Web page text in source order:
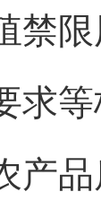
禁
求
产